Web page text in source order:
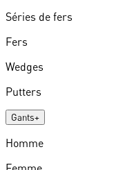
Séries de fers
Fers
Wedges
Putters
Gants+
Homme